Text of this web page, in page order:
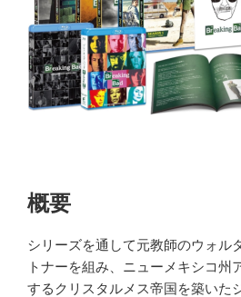
概要
シリーズを通して元教師のウォル
トナーを組み、ニューメキシコ州
するクリスタルメス帝国を築いた